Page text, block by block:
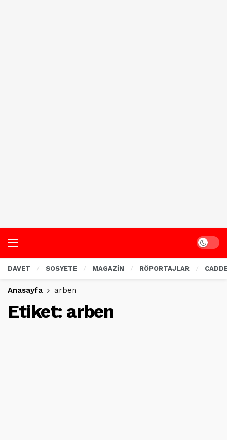
Dark
DAVET SOSYETE MAGAZİN RÖPORTAJLAR
Anasayfa arben
Etiket: arben